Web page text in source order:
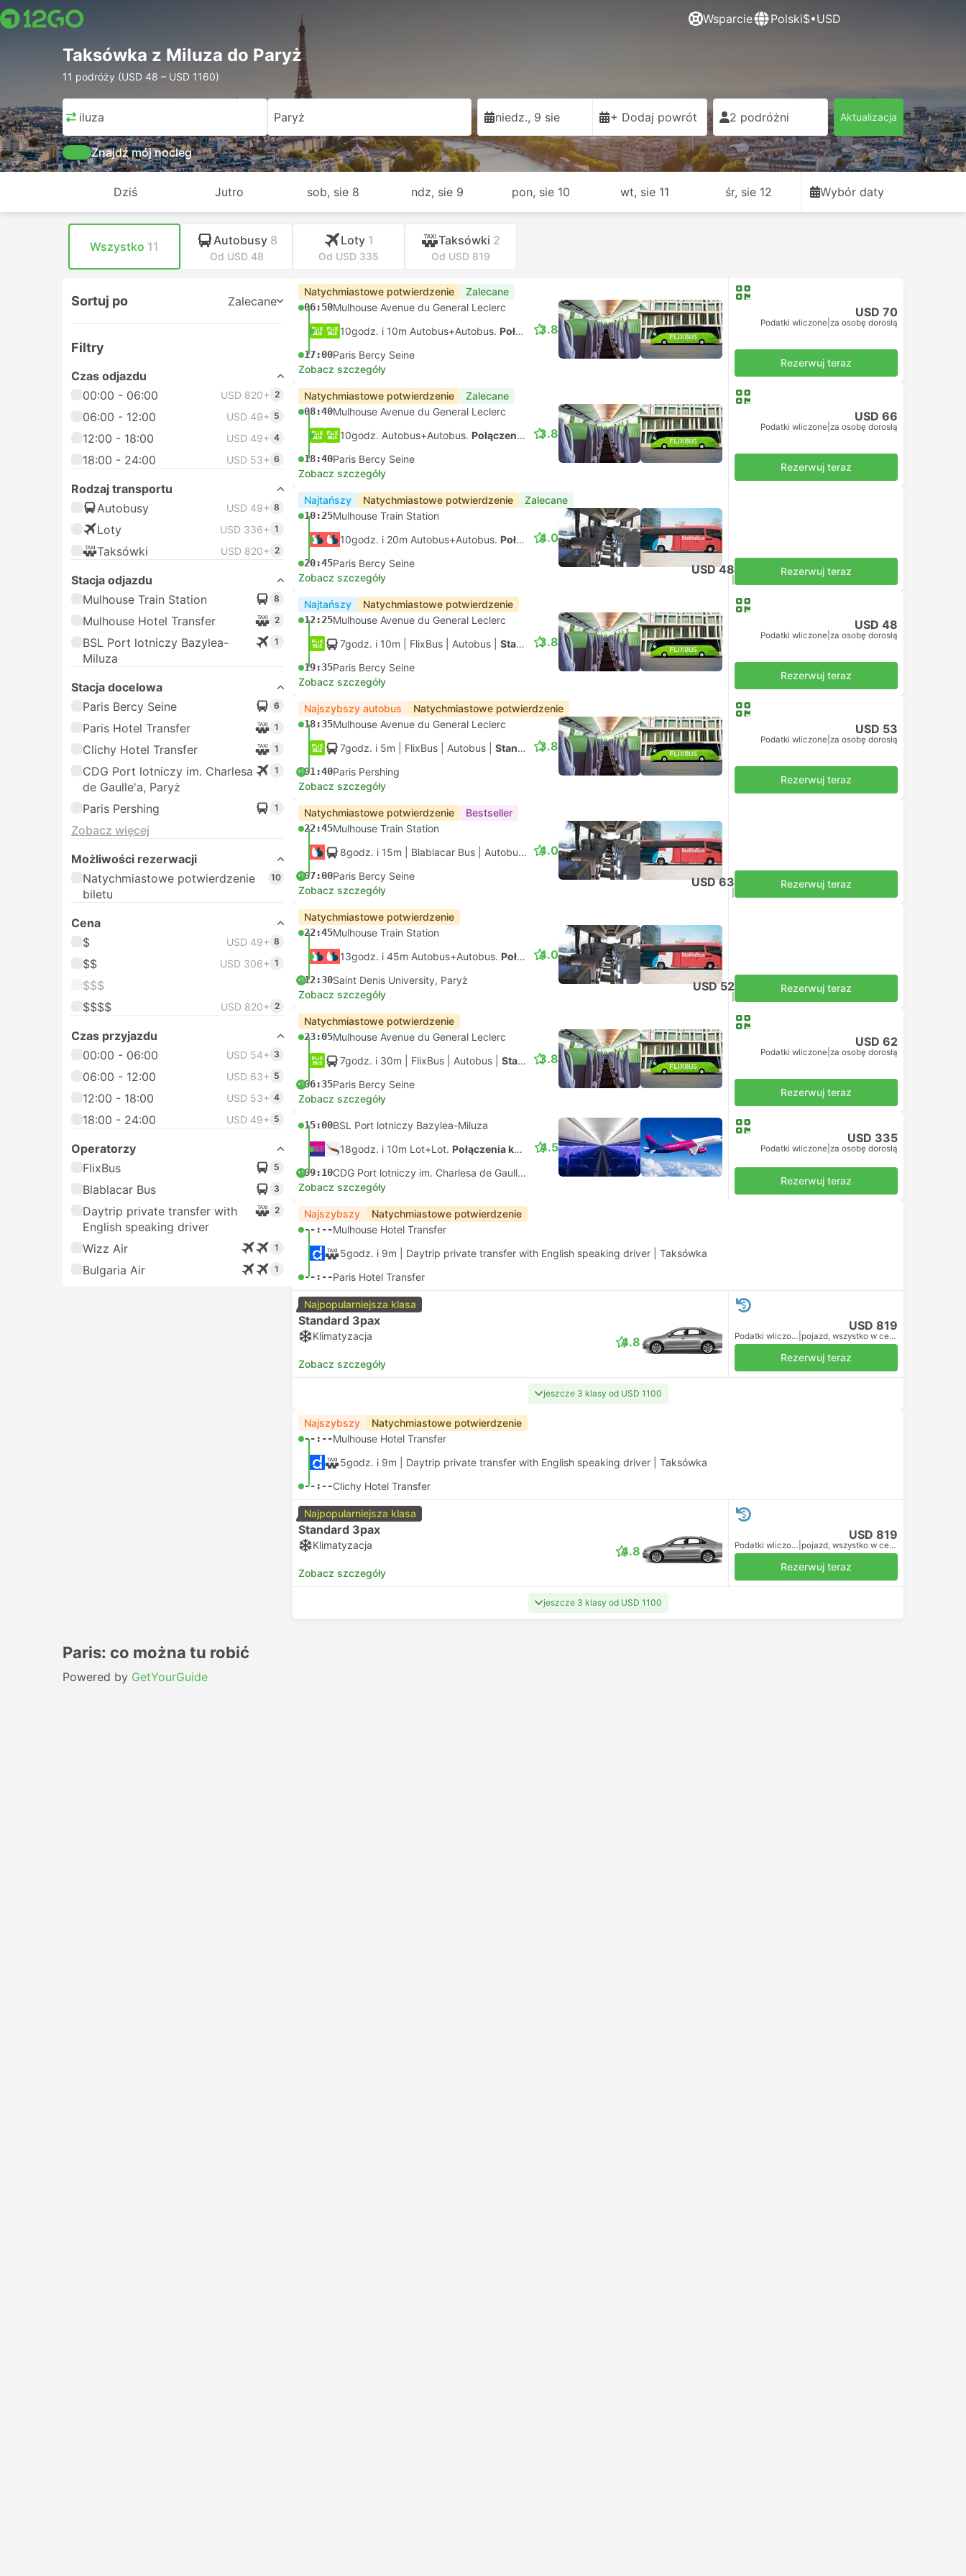
Wsparcie Polski$•USD
Taksówka z Miluza do Paryż
11 podróży (USD 48 – USD 1160)
Miluza Paryż niedz., 9 sie + Dodaj powrót 2 podróżni Aktualizacja
Znajdź mój nocleg
Dziś Jutro sob, sie 8 ndz, sie 9 pon, sie 10 wt, sie 11 śr, sie 12 Wybór daty
Wszystko 11 Autobusy 8
Od USD 48
Loty 1
Od USD 335
Taksówki 2
Od USD 819
Sortuj po Zalecane
Filtry
Czas odjazdu
00:00 - 06:00
USD 820+ 2
06:00 - 12:00 USD 49+ 5
12:00 - 18:00 USD 49+ 4
18:00 - 24:00 USD 53+ 6
Rodzaj transportu
Autobusy
USD 49+ 8
Loty USD 336+ 1
Taksówki USD 820+ 2
Stacja odjazdu
Mulhouse Train Station
8
Mulhouse Hotel Transfer 2
BSL Port lotniczy Bazylea-
Miluza
1
Stacja docelowa
Paris Bercy Seine
6
Paris Hotel Transfer 1
Clichy Hotel Transfer 1
CDG Port lotniczy im. Charlesa
de Gaulle'a, Paryż
1
Paris Pershing 1
Zobacz więcej
Możliwości rezerwacji
Natychmiastowe potwierdzenie
biletu
10
Cena
$
USD 49+ 8
$$ USD 306+ 1
$$$
$$$$
USD 820+ 2
Czas przyjazdu
00:00 - 06:00
USD 54+ 3
06:00 - 12:00 USD 63+ 5
12:00 - 18:00 USD 53+ 4
18:00 - 24:00 USD 49+ 5
Operatorzy
FlixBus
5
Blablacar Bus 3
Daytrip private transfer with
English speaking driver
2
Wizz Air 1
Bulgaria Air 1
Natychmiastowe potwierdzenie Zalecane
06:50Mulhouse Avenue du General Leclerc
10godz. i 10m Autobus+Autobus. Połączenia koordynowane na własną rękę
17:00Paris Bercy Seine
3.8
Zobacz szczegóły
USD 70
Podatki wliczone za osobę dorosłą
Rezerwuj teraz
Natychmiastowe potwierdzenie Zalecane
08:40Mulhouse Avenue du General Leclerc
10godz. Autobus+Autobus. Połączenia koordynowane na własną rękę
18:40Paris Bercy Seine
3.8
Zobacz szczegóły
USD 66
Podatki wliczone za osobę dorosłą
Rezerwuj teraz
Najtańszy Natychmiastowe potwierdzenie Zalecane
10:25Mulhouse Train Station
10godz. i 20m Autobus+Autobus. Połączenia koordynowane na własną rękę
20:45Paris Bercy Seine
4.0
Zobacz szczegóły
USD 48 Rezerwuj teraz
Najtańszy Natychmiastowe potwierdzenie
12:25Mulhouse Avenue du General Leclerc
7godz. i 10m | FlixBus Autobus Standard
19:35Paris Bercy Seine
3.8
Zobacz szczegóły
USD 48
Podatki wliczone za osobę dorosłą
Rezerwuj teraz
Najszybszy autobus Natychmiastowe potwierdzenie
18:35Mulhouse Avenue du General Leclerc
7godz. i 5m | FlixBus Autobus Standard
+101:40Paris Pershing
3.8
Zobacz szczegóły
USD 53
Podatki wliczone za osobę dorosłą
Rezerwuj teraz
Natychmiastowe potwierdzenie Bestseller
22:45Mulhouse Train Station
8godz. i 15m | Blablacar Bus Autobus | Standard z klimatyzacją
+107:00Paris Bercy Seine
4.0
Zobacz szczegóły
USD 63 Rezerwuj teraz
Natychmiastowe potwierdzenie
22:45Mulhouse Train Station
13godz. i 45m Autobus+Autobus. Połączenia koordynowane na własną rękę
+112:30Saint Denis University, Paryż
4.0
Zobacz szczegóły
USD 52 Rezerwuj teraz
Natychmiastowe potwierdzenie
23:05Mulhouse Avenue du General Leclerc
7godz. i 30m | FlixBus Autobus Standard
+106:35Paris Bercy Seine
3.8
Zobacz szczegóły
USD 62
Podatki wliczone za osobę dorosłą
Rezerwuj teraz
15:00BSL Port lotniczy Bazylea-Miluza
18godz. i 10m Lot+Lot. Połączenia koordynowane na własną rękę
+109:10 CDG Port lotniczy im. Charlesa de Gaulle'a, Paryż
4.5
Zobacz szczegóły
USD 335
Podatki wliczone za osobę dorosłą
Rezerwuj teraz
Najszybszy Natychmiastowe potwierdzenie
--:--Mulhouse Hotel Transfer
5godz. i 9m | Daytrip private transfer with English speaking driver Taksówka
--:--Paris Hotel Transfer
Najpopularniejsza klasa
Standard 3pax
Klimatyzacja
Zobacz szczegóły
4.8
USD 819
Podatki wliczone pojazd, wszystko w cenie
Rezerwuj teraz
jeszcze 3 klasy od USD 1100
Najszybszy Natychmiastowe potwierdzenie
--:--Mulhouse Hotel Transfer
5godz. i 9m | Daytrip private transfer with English speaking driver Taksówka
--:--Clichy Hotel Transfer
Najpopularniejsza klasa
Standard 3pax
Klimatyzacja
Zobacz szczegóły
4.8
USD 819
Podatki wliczone pojazd, wszystko w cenie
Rezerwuj teraz
jeszcze 3 klasy od USD 1100
Paris: co można tu robić
Powered by GetYourGuide